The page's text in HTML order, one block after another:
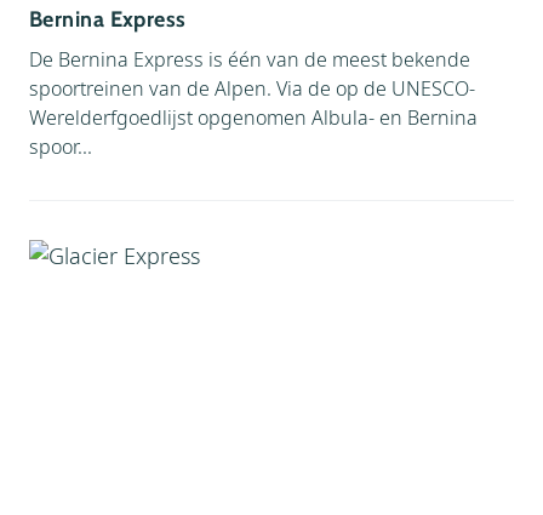
Bernina Express
De Bernina Express is één van de meest bekende
spoortreinen van de Alpen. Via de op de UNESCO-
Werelderfgoedlijst opgenomen Albula- en Bernina
spoor...